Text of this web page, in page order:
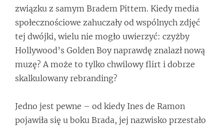
związku z samym Bradem Pittem. Kiedy media
społecznościowe zahuczały od wspólnych zdjęć
tej dwójki, wielu nie mogło uwierzyć: czyżby
Hollywood’s Golden Boy naprawdę znalazł nową
muzę? A może to tylko chwilowy flirt i dobrze
skalkulowany rebranding?
Jedno jest pewne – od kiedy Ines de Ramon
pojawiła się u boku Brada, jej nazwisko przestało